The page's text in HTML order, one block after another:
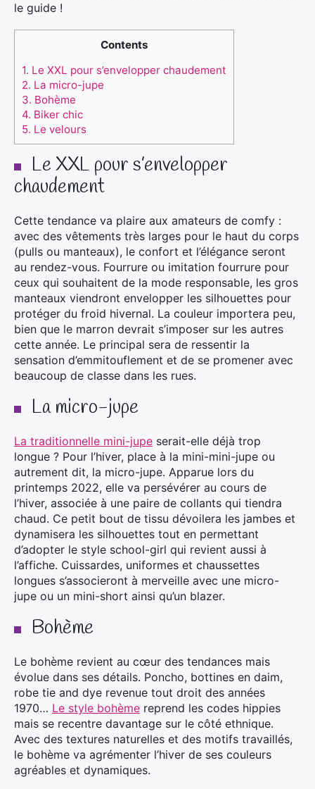
le guide !
Contents
1. Le XXL pour s’envelopper chaudement
2. La micro-jupe
3. Bohème
4. Biker chic
5. Le velours
Le XXL pour s’envelopper
chaudement
Cette tendance va plaire aux amateurs de comfy :
avec des vêtements très larges pour le haut du corps
(pulls ou manteaux), le confort et l’élégance seront
au rendez-vous. Fourrure ou imitation fourrure pour
ceux qui souhaitent de la mode responsable, les gros
manteaux viendront envelopper les silhouettes pour
protéger du froid hivernal. La couleur importera peu,
bien que le marron devrait s’imposer sur les autres
cette année. Le principal sera de ressentir la
sensation d’emmitouflement et de se promener avec
beaucoup de classe dans les rues.
La micro-jupe
La traditionnelle mini-jupe serait-elle déjà trop
longue ? Pour l’hiver, place à la mini-mini-jupe ou
autrement dit, la micro-jupe. Apparue lors du
printemps 2022, elle va persévérer au cours de
l’hiver, associée à une paire de collants qui tiendra
chaud. Ce petit bout de tissu dévoilera les jambes et
dynamisera les silhouettes tout en permettant
d’adopter le style school-girl qui revient aussi à
l’affiche. Cuissardes, uniformes et chaussettes
longues s’associeront à merveille avec une micro-
jupe ou un mini-short ainsi qu’un blazer.
Bohème
Le bohème revient au cœur des tendances mais
évolue dans ses détails. Poncho, bottines en daim,
robe tie and dye revenue tout droit des années
1970… Le style bohème reprend les codes hippies
mais se recentre davantage sur le côté ethnique.
Avec des textures naturelles et des motifs travaillés,
le bohème va agrémenter l’hiver de ses couleurs
agréables et dynamiques.